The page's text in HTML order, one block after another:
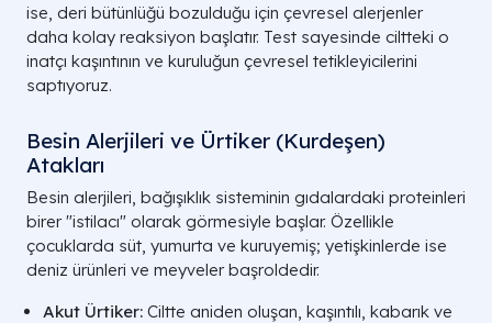
İnhalanlar (Solunum)
Mevsimsel
Çayır, ağaç polenleri, yabani otlar.
Ev İçi Alerjenler
Epidermaller
Besin Alerjenleri
Sindirim / Sistemik
Yumurta, süt, yer fıstığı, deniz
ürünleri.
Böcek / Arı
ise, deri bütünlüğü bozulduğu için çevresel alerjenler
daha kolay reaksiyon başlatır. Test sayesinde ciltteki o
inatçı kaşıntının ve kuruluğun çevresel tetikleyicilerini
saptıyoruz.
Besin Alerjileri ve Ürtiker (Kurdeşen)
Atakları
Besin alerjileri, bağışıklık sisteminin gıdalardaki proteinleri
birer "istilacı" olarak görmesiyle başlar. Özellikle
çocuklarda süt, yumurta ve kuruyemiş; yetişkinlerde ise
deniz ürünleri ve meyveler başroldedir.
Akut Ürtiker: Ciltte aniden oluşan, kaşıntılı, kabarık ve